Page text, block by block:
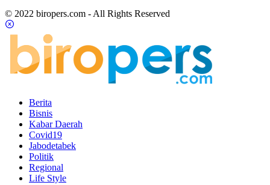
© 2022 biropers.com - All Rights Reserved
Berita
Bisnis
Kabar Daerah
Covid19
Jabodetabek
Politik
Regional
Life Style